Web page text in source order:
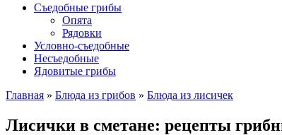
Съедобные грибы
Опята
Рядовки
Условно-съедобные
Несъедобные
Ядовитые грибы
Главная » Блюда из грибов » Блюда из лисичек
Лисички в сметане: рецепты